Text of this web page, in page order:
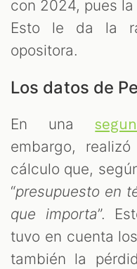
con 2024, pues
Esto le da la
opositora.
Los datos de
En una
embargo,
cálculo que,
“presupuesto en
que importa”.
tuvo en cuenta
también la